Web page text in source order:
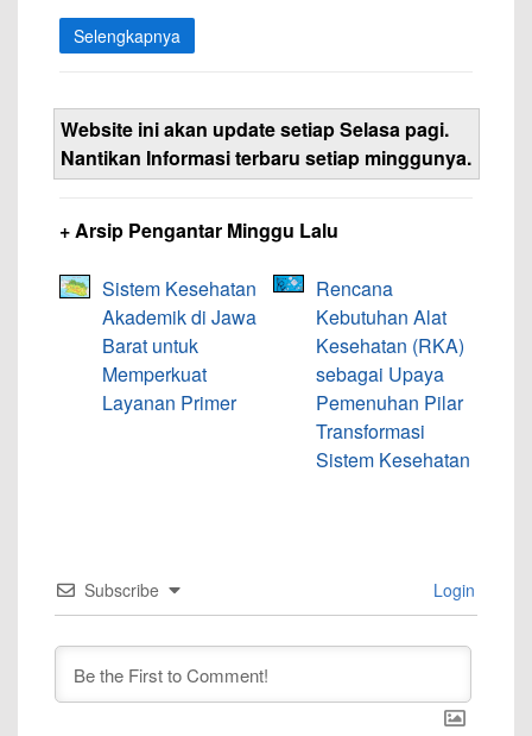
Selengkapnya
Website ini akan update setiap Selasa pagi.
Nantikan Informasi terbaru setiap minggunya.
+ Arsip Pengantar Minggu Lalu
Sistem Kesehatan
Akademik di Jawa
Barat untuk
Memperkuat
Layanan Primer
Rencana
Kebutuhan Alat
Kesehatan (RKA)
sebagai Upaya
Pemenuhan Pilar
Transformasi
Sistem Kesehatan
Subscribe Login